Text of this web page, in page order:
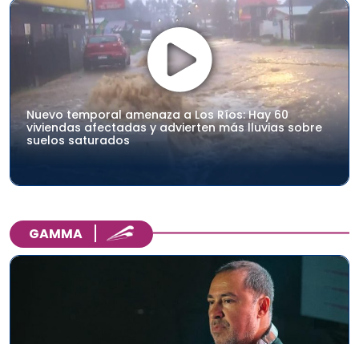
Nuevo temporal amenaza a Los Ríos: Hay 60
viviendas afectadas y advierten más lluvias sobre
suelos saturados
GAMMA